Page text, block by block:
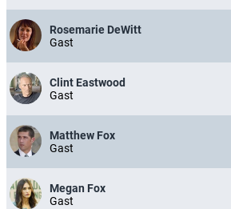
Rosemarie DeWitt
Gast
Clint Eastwood
Gast
Matthew Fox
Gast
Megan Fox
Gast